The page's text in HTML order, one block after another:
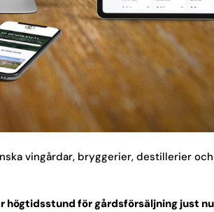
vingårdar, bryggerier, destillerier
för gårdsförsäljning just